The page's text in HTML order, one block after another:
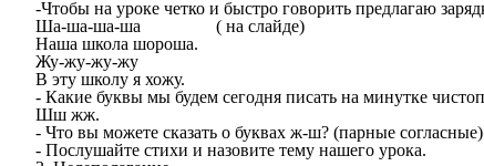
-Чтобы на уроке четко и быстро говорить предлагаю
Ша-ша-ша-ша ( на слайде)
Наша школа шороша.
Жу-жу-жу-жу
В эту школу я хожу.
- Какие буквы мы будем сегодня писать на минутке
Шш жж.
- Что вы можете сказать о буквах ж-ш? (парные согласные)
- Послушайте стихи и назовите тему нашего урока.